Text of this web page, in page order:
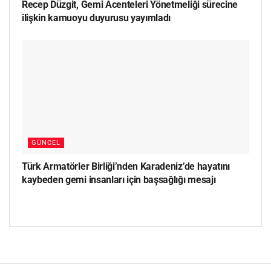
Recep Düzgit, Gemi Acenteleri Yönetmeliği sürecine
ilişkin kamuoyu duyurusu yayımladı
GÜNCEL
Türk Armatörler Birliği’nden Karadeniz’de hayatını
kaybeden gemi insanları için başsağlığı mesajı